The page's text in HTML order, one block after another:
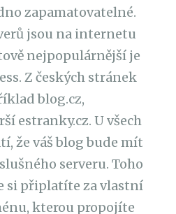
zapamatovatelné.
jsou na internetu
nejpopulárnější je
Z českých stránek
blog.cz,
estranky.cz. U všech
že váš blog bude mít
serveru. Toho
si připlatíte za vlastní
kterou propojíte